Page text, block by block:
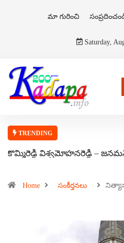
మా గురించి
Saturday,
TRENDING
కొమ్మిరెడ్డి విశ్వమోహనరెడ్డి –
Home సంకీర్తనలు